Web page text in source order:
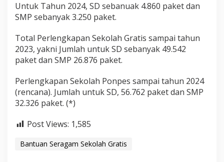
Untuk Tahun 2024, SD sebanuak 4.860 paket dan
SMP sebanyak 3.250 paket.
Total Perlengkapan Sekolah Gratis sampai tahun
2023, yakni Jumlah untuk SD sebanyak 49.542
paket dan SMP 26.876 paket.
Perlengkapan Sekolah Ponpes sampai tahun 2024
(rencana). Jumlah untuk SD, 56.762 paket dan SMP
32.326 paket. (*)
Post Views: 1,585
Bantuan Seragam Sekolah Gratis